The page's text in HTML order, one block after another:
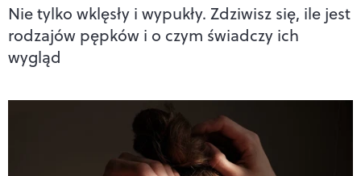
Nie tylko wklęsły i wypukły. Zdziwisz się, ile jest
rodzajów pępków i o czym świadczy ich
wygląd